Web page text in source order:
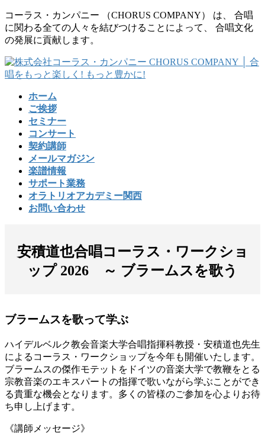
コ
ン
テ
ツ
に
ナ
ビ
ゲ
シ
ョ
コーラス・カンパニー （CHORUS COMPANY） は、 合唱
に関わる全ての人々を結びつけることによって、 合唱文化
の発展に貢献します。
ホーム
ご挨拶
セミナー
コンサート
契約講師
メールマガジン
楽譜情報
サポート業務
オラトリオアカデミー関西
お問い合わせ
安積道也合唱コーラス・ワークショ
ップ 2026 ～ ブラームスを歌う
ブラームスを歌って学ぶ
ハイデルベルク教会音楽大学合唱指揮科教授・安積道也先生
によるコーラス・ワークショップを今年も開催いたします。
ブラームスの傑作モテットをドイツの音楽大学で教鞭をとる
宗教音楽のエキスパートの指揮で歌いながら学ぶことができ
る貴重な機会となります。多くの皆様のご参加を心よりお待
ち申し上げます。
《講師メッセージ》